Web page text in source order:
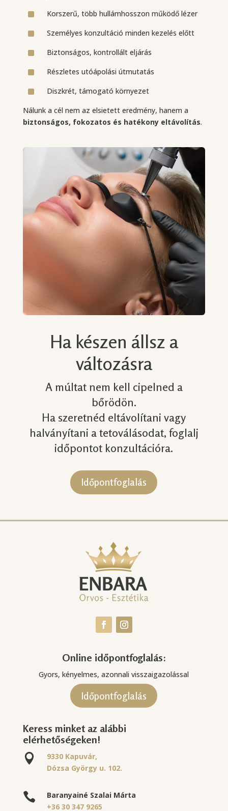
^ Korszerű, több hullámhosszon működő lézer
^ Személyes konzultáció minden kezelés előtt
^ Biztonságos, kontrollált eljárás
^ Részletes utóápolási útmutatás
^
Diszkrét, támogató környezet
Nálunk a cél nem az elsietett eredmény, hanem a
biztonságos, fokozatos és hatékony eltávolítás.
Ha készen állsz a
változásra
A múltat nem kell cipelned a
bőrödön.
Ha szeretnéd eltávolítani vagy
halványítani a tetoválásodat, foglalj
időpontot konzultációra.
Időpontfoglalás
Online időpontfoglalás:
Gyors, kényelmes, azonnali visszaigazolással
Időpontfoglalás
Keress minket az alábbi
elérhetőségeken!

9330 Kapuvár,
Dózsa György u. 102.

Baranyainé Szalai Márta
+36 30 347 9265